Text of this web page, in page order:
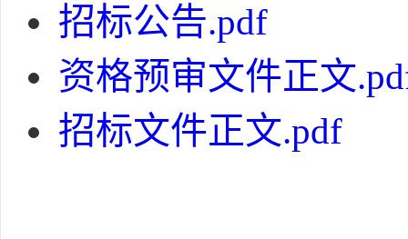
招标公告.pdf
资格预审文件正文
招标文件正文.pdf